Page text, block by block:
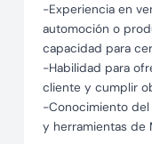
-Experiencia en
automoción o
capacidad para
-Habilidad para
cliente y cumplir
-Conocimiento del
y herramientas de